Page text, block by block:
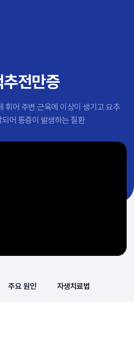
후유증 #허리디스크
추전만증
휘어 주변 근육에 이상이 생기고 요추
어 통증이 발생하는 질환
주요 원인 자생치료법